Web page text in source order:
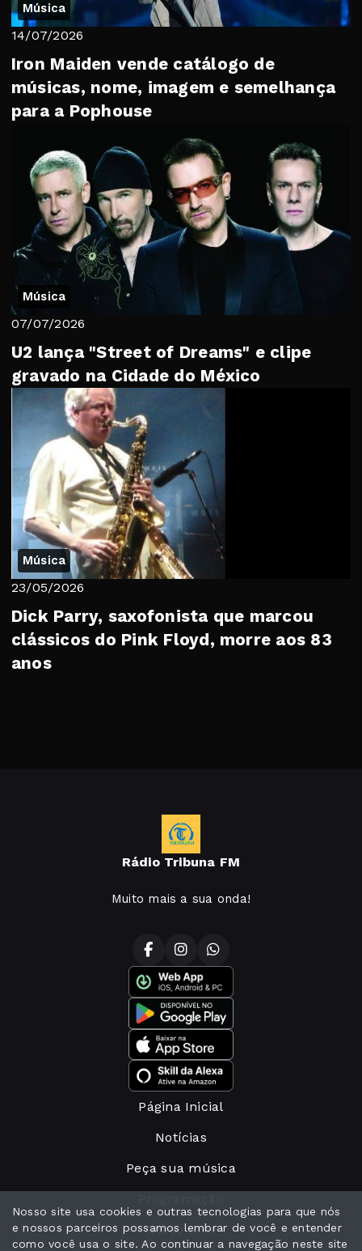
Música
14/07/2026
Iron Maiden vende catálogo de
músicas, nome, imagem e semelhança
para a Pophouse
Música
07/07/2026
U2 lança "Street of Dreams" e clipe
gravado na Cidade do México
Música
23/05/2026
Dick Parry, saxofonista que marcou
clássicos do Pink Floyd, morre aos 83
anos
Rádio Tribuna FM
Muito mais a sua onda!
Página Inicial
Notícias
Peça sua música
Nosso time
Nosso site usa cookies e outras tecnologias para que nós
e nossos parceiros possamos lembrar de você e entender
como você usa o site. Ao continuar a navegação neste site